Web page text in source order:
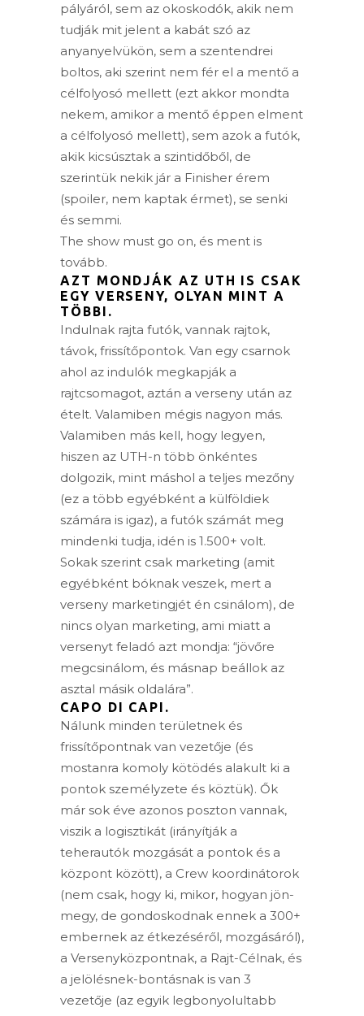
pályáról, sem az okoskodók, akik nem
tudják mit jelent a kabát szó az
anyanyelvükön, sem a szentendrei
boltos, aki szerint nem fér el a mentő a
célfolyosó mellett (ezt akkor mondta
nekem, amikor a mentő éppen elment
a célfolyosó mellett), sem azok a futók,
akik kicsúsztak a szintidőből, de
szerintük nekik jár a Finisher érem
(spoiler, nem kaptak érmet), se senki
és semmi.
The show must go on, és ment is
tovább.
AZT MONDJÁK AZ UTH IS CSAK
EGY VERSENY, OLYAN MINT A
TÖBBI.
Indulnak rajta futók, vannak rajtok,
távok, frissítőpontok. Van egy csarnok
ahol az indulók megkapják a
rajtcsomagot, aztán a verseny után az
ételt. Valamiben mégis nagyon más.
Valamiben más kell, hogy legyen,
hiszen az UTH-n több önkéntes
dolgozik, mint máshol a teljes mezőny
(ez a több egyébként a külföldiek
számára is igaz), a futók számát meg
mindenki tudja, idén is 1.500+ volt.
Sokak szerint csak marketing (amit
egyébként bóknak veszek, mert a
verseny marketingjét én csinálom), de
nincs olyan marketing, ami miatt a
versenyt feladó azt mondja: “jövőre
megcsinálom, és másnap beállok az
asztal másik oldalára”.
CAPO DI CAPI.
Nálunk minden területnek és
frissítőpontnak van vezetője (és
mostanra komoly kötödés alakult ki a
pontok személyzete és köztük). Ők
már sok éve azonos poszton vannak,
viszik a logisztikát (irányítják a
teherautók mozgását a pontok és a
központ között), a Crew koordinátorok
(nem csak, hogy ki, mikor, hogyan jön-
megy, de gondoskodnak ennek a 300+
embernek az étkezéséről, mozgásáról),
a Versenyközpontnak, a Rajt-Célnak, és
a jelölésnek-bontásnak is van 3
vezetője (az egyik legbonyolultabb